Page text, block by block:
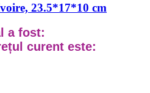
23.5*17*10 cm
a fost:
curent este: